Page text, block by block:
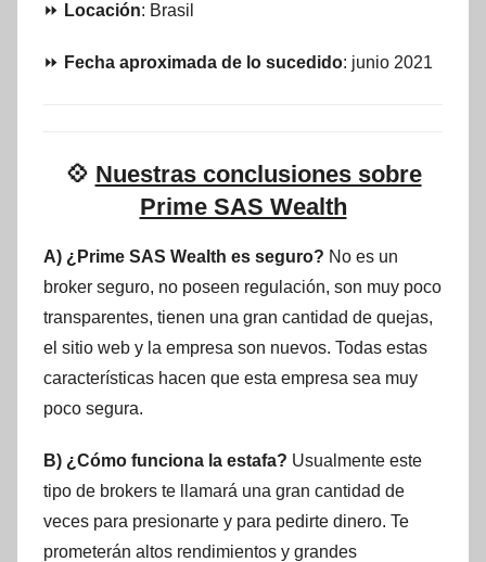
⏩ Locación: Brasil
⏩ Fecha aproximada de lo sucedido: junio 2021
💠 Nuestras conclusiones sobre
Prime SAS Wealth
A) ¿Prime SAS Wealth es seguro? No es un
broker seguro, no poseen regulación, son muy poco
transparentes, tienen una gran cantidad de quejas,
el sitio web y la empresa son nuevos. Todas estas
características hacen que esta empresa sea muy
poco segura.
B) ¿Cómo funciona la estafa? Usualmente este
tipo de brokers te llamará una gran cantidad de
veces para presionarte y para pedirte dinero. Te
prometerán altos rendimientos y grandes